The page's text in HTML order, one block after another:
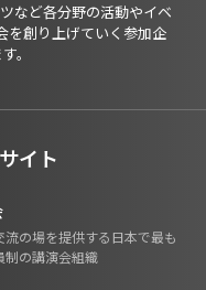
など各分野の活動やイベ
を創り上げていく参加企
。
イト
流の場を提供する日本で最も
制の講演会組織